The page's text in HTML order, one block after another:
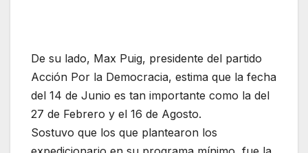
De su lado, Max Puig, presidente del partido
Acción Por la Democracia, estima que la fecha
del 14 de Junio es tan importante como la del
27 de Febrero y el 16 de Agosto.
Sostuvo que los que plantearon los